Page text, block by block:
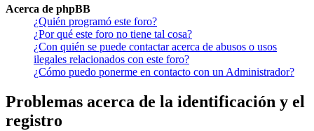
Acerca de phpBB
¿Quién programó este foro?
¿Por qué este foro no tiene tal cosa?
¿Con quién se puede contactar acerca de abusos o usos
ilegales relacionados con este foro?
¿Cómo puedo ponerme en contacto con un Administrador?
Problemas acerca de la identificación y el
registro